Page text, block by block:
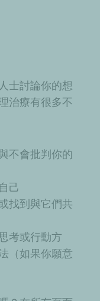
士討論你的想
治療有很多不
不會批判你的
己
找到與它們共
考或行動方
（如果你願意